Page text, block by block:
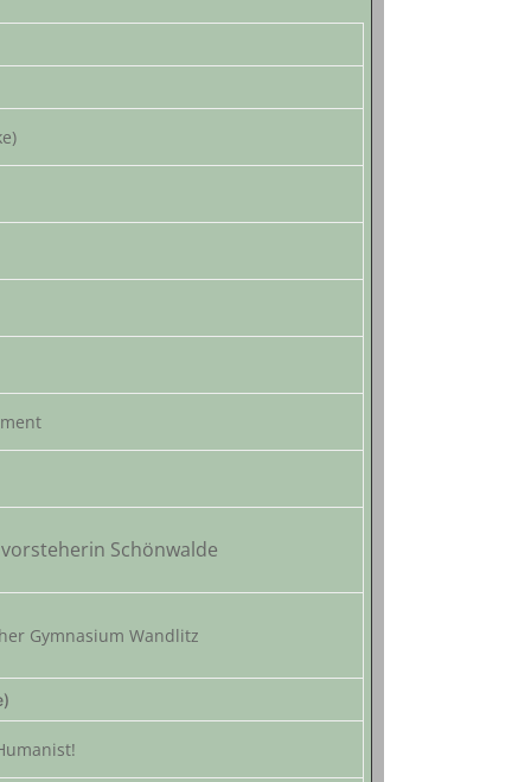
Schönwalde
Gymnasium Wandlitz